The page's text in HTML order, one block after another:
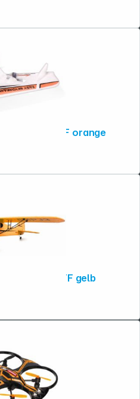
Carson Easy Skydreamer 2,4G 100% RTF orange
AMEWI Piper J3 Cup mit Gyro 3-Kanal RTF gelb